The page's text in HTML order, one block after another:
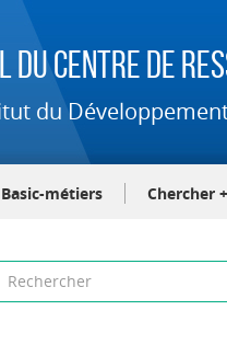
Centre de
du
Basic-métiers Chercher +